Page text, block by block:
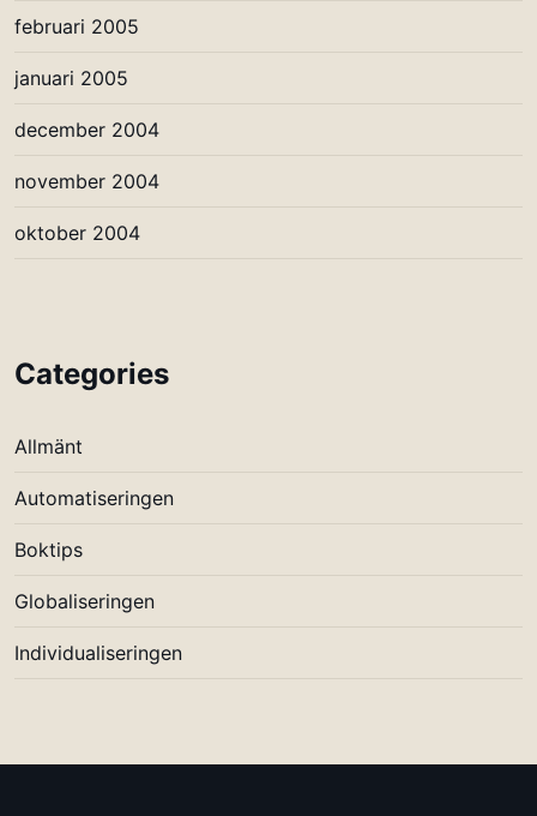
februari 2005
januari 2005
december 2004
november 2004
oktober 2004
Categories
Allmänt
Automatiseringen
Boktips
Globaliseringen
Individualiseringen